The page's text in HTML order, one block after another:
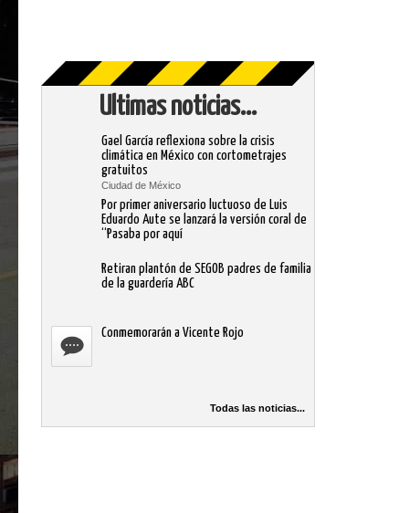
Ultimas noticias...
Gael García reflexiona sobre la crisis
climática en México con cortometrajes
gratuitos
Ciudad de México
Por primer aniversario luctuoso de Luis
Eduardo Aute se lanzará la versión coral de
“Pasaba por aquí
Retiran plantón de SEGOB padres de familia
de la guardería ABC
Conmemorarán a Vicente Rojo
Todas las noticias...